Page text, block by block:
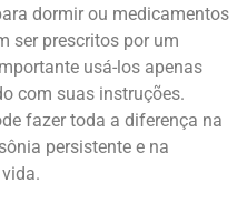
dormir ou medicamentos
ser prescritos por um
usá-los apenas
com suas instruções.
fazer toda a diferença na
persistente e na